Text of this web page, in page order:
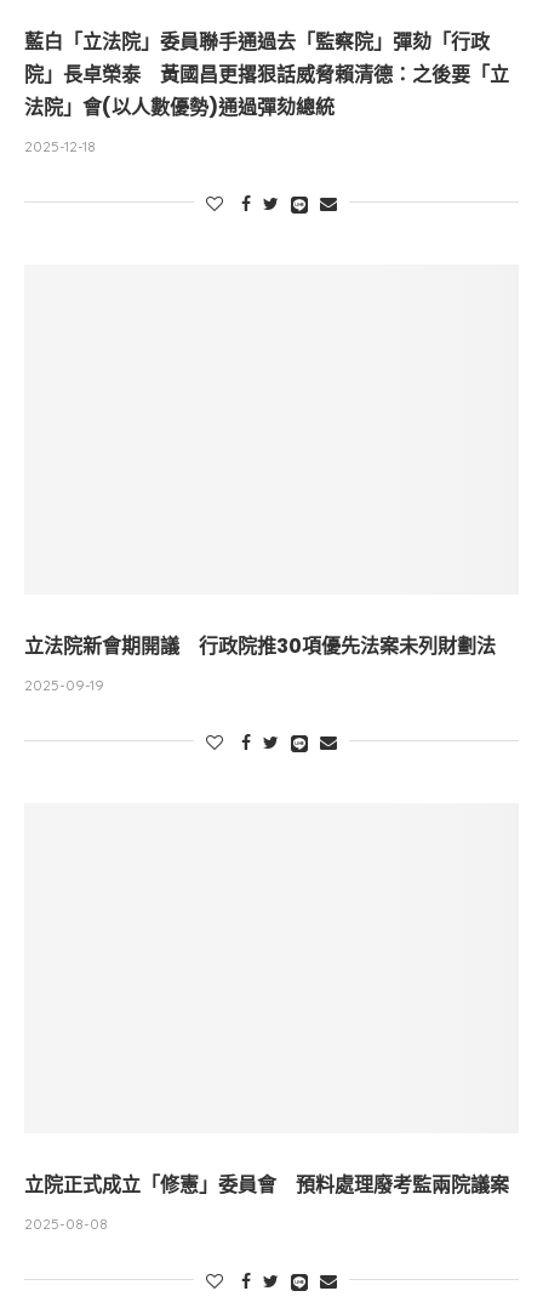
藍白「立法院」委員聯手通過去「監察院」彈劾「行政
院」長卓榮泰 黃國昌更撂狠話威脅賴清德：之後要「立
法院」會(以人數優勢)通過彈劾總統
2025-12-18
立法院新會期開議 行政院推30項優先法案未列財劃法
2025-09-19
立院正式成立「修憲」委員會 預料處理廢考監兩院議案
2025-08-08